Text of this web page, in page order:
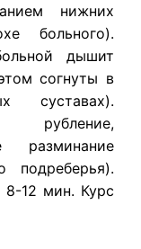
нижних
больного).
дышит
согнуты в
суставах).
разминание
подреберья).
8-12 мин. Курс